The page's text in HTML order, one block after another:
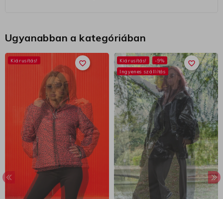
Ugyanabban a kategóriában
favorite_border
Kiárusítás! favorite_border
Kiárusítás!
-9%
Ingyenes szállítás